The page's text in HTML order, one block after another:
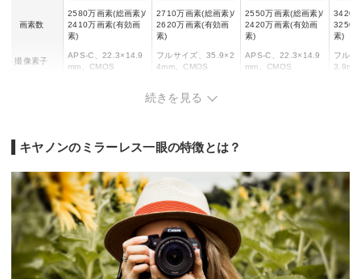
画素数
2580万画素(総画素)/
2410万画素(有効画
素)
2710万画素(総画素)/
2620万画素(有効画
素)
2550万画素(総画素)/
2420万画素(有効画
素)
3420
3250
素)
撮像素子
APS-C、22.3×14.9
mm、CMOS
フルサイズ、35.9×2
4mm、CMOS
APS-C、22.3×14.9
mm、CMOS
フル
00、拡張：ISO2560
00、拡張：ISO50、
連写撮影
最高約6.5コマ/秒、
サーボAF時：最高約
3.5コマ/秒
ーボAF時：最高約4
コマ/秒
最高約15コマ/秒、電
子先幕時：最高約12
コマ/秒
子先
ター時
マ/秒
重量
約356g(バッテリ
ー、メモリーカード
を含む)/約309g(本体
のみ)
約485g(バッテリ
ー、メモリーカード
を含む)/約440g(本体
のみ)
約376g(バッテリ
ー、メモリーカード
を含む)/約329g(本体
のみ)
を含
続きを見る
キヤノンのミラーレス一眼の特徴とは？